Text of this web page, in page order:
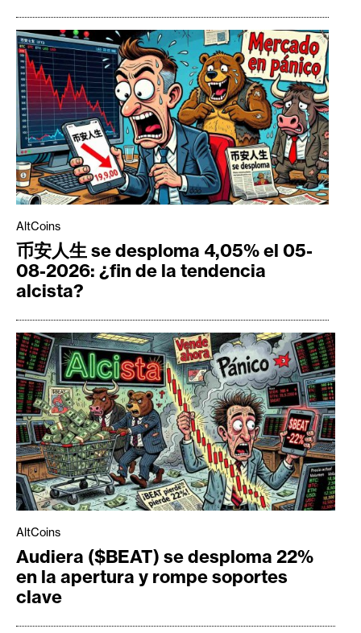
AltCoins
币安人生 se desploma 4,05% el 05-
08-2026: ¿fin de la tendencia
alcista?
AltCoins
Audiera ($BEAT) se desploma 22%
en la apertura y rompe soportes
clave